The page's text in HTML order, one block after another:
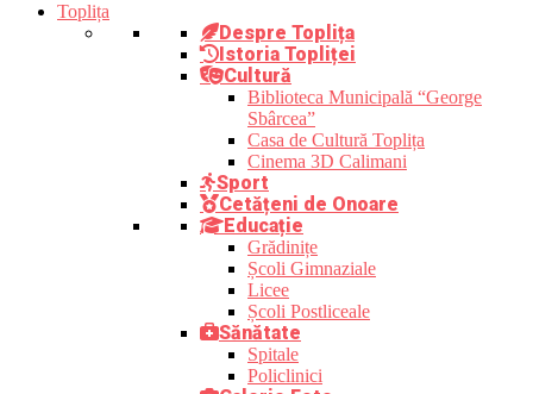
Toplița
Despre Toplița
Istoria Topliței
Cultură
Biblioteca Municipală “George
Sbârcea”
Casa de Cultură Toplița
Cinema 3D Calimani
Sport
Cetățeni de Onoare
Educație
Grădinițe
Școli Gimnaziale
Licee
Școli Postliceale
Sănătate
Spitale
Policlinici